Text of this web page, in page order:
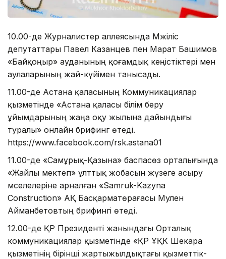
10.00-де Журналистер аллеясында Мәжіліс
депутаттары Павел Казанцев пен Марат Башимов
«Байқоңыр» ауданының қоғамдық кеңістіктері мен
аулаларының жай-күйімен танысады.
11.00-де Астана қаласының Коммуникациялар
қызметінде «Астана қаласы білім беру
ұйымдарының жаңа оқу жылына дайындығы
туралы» онлайн брифинг өтеді.
https://www.facebook.com/rsk.astana01
11.00-де «Самұрық-Қазына» баспасөз орталығында
«Жайлы мектеп» ұлттық жобасын жүзеге асыру
мәселелеріне арналған «Samruk-Kazyna
Construction» АҚ Басқарматөрағасы Мәулен
Айманбетовтың брифингі өтеді.
12.00-де ҚР Президенті жанындағы Орталық
коммуникациялар қызметінде «ҚР ҰҚК Шекара
қызметінің бірінші жартыжылдықтағы қызметтік-